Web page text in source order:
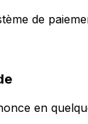
de
en